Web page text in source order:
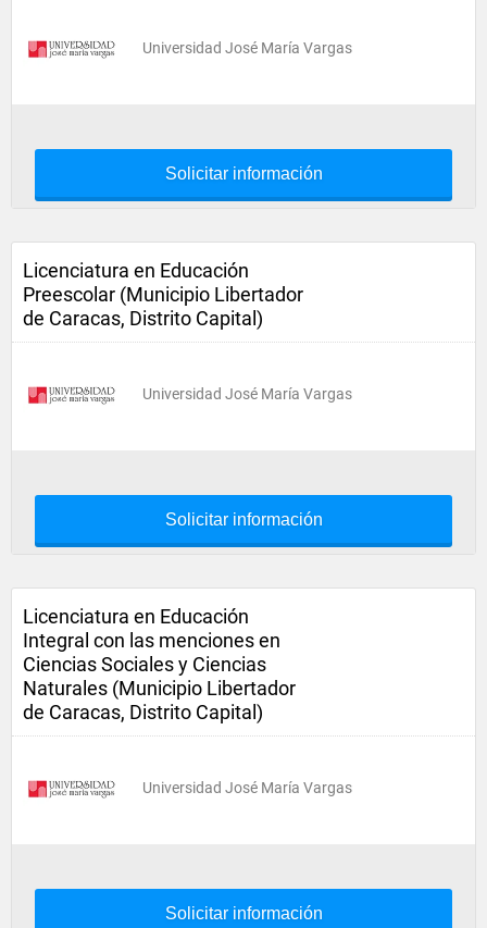
Universidad José María Vargas
Solicitar información
Licenciatura en Educación
Preescolar (Municipio Libertador
de Caracas, Distrito Capital)
Universidad José María Vargas
Solicitar información
Licenciatura en Educación
Integral con las menciones en
Ciencias Sociales y Ciencias
Naturales (Municipio Libertador
de Caracas, Distrito Capital)
Universidad José María Vargas
Solicitar información